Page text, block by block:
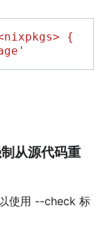
{
从源代码重
使用 --check 标